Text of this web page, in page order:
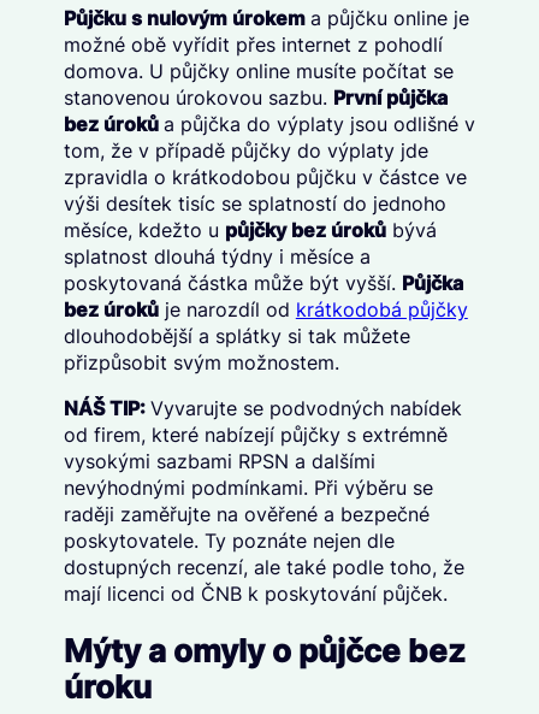
Půjčku s nulovým úrokem a půjčku online je
možné obě vyřídit přes internet z pohodlí
domova. U půjčky online musíte počítat se
stanovenou úrokovou sazbu. První půjčka
bez úroků a půjčka do výplaty jsou odlišné v
tom, že v případě půjčky do výplaty jde
zpravidla o krátkodobou půjčku v částce ve
výši desítek tisíc se splatností do jednoho
měsíce, kdežto u půjčky bez úrokůbývá
splatnost dlouhá týdny i měsíce a
poskytovaná částka může být vyšší. Půjčka
bez úrokůje narozdíl od krátkodobá půjčky
dlouhodobější a splátky si tak můžete
přizpůsobit svým možnostem.
NÁŠ TIP: Vyvarujte se podvodných nabídek
od firem, které nabízejí půjčky s extrémně
vysokými sazbami RPSN a dalšími
nevýhodnými podmínkami. Při výběru se
raději zaměřujte na ověřené a bezpečné
poskytovatele. Ty poznáte nejen dle
dostupných recenzí, ale také podle toho, že
mají licenci od ČNB k poskytování půjček.
Mýty a omyly o půjčce bez
úroku